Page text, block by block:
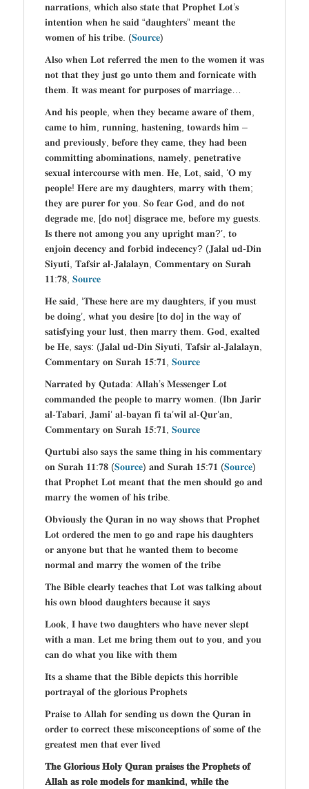
𝐧𝐚𝐫𝐫𝐚𝐭𝐢𝐨𝐧𝐬, 𝐰𝐡𝐢𝐜𝐡 𝐚𝐥𝐬𝐨 𝐬𝐭𝐚𝐭𝐞 𝐭𝐡𝐚𝐭 𝐏𝐫𝐨𝐩𝐡𝐞𝐭 𝐋𝐨𝐭’𝐬
𝐢𝐧𝐭𝐞𝐧𝐭𝐢𝐨𝐧 𝐰𝐡𝐞𝐧 𝐡𝐞 𝐬𝐚𝐢𝐝 “𝐝𝐚𝐮𝐠𝐡𝐭𝐞𝐫𝐬” 𝐦𝐞𝐚𝐧𝐭 𝐭𝐡𝐞
𝐰𝐨𝐦𝐞𝐧 𝐨𝐟 𝐡𝐢𝐬 𝐭𝐫𝐢𝐛𝐞. (𝐒𝐨𝐮𝐫𝐜𝐞)
𝐀𝐥𝐬𝐨 𝐰𝐡𝐞𝐧 𝐋𝐨𝐭 𝐫𝐞𝐟𝐞𝐫𝐫𝐞𝐝 𝐭𝐡𝐞 𝐦𝐞𝐧 𝐭𝐨 𝐭𝐡𝐞 𝐰𝐨𝐦𝐞𝐧 𝐢𝐭 𝐰𝐚𝐬
𝐧𝐨𝐭 𝐭𝐡𝐚𝐭 𝐭𝐡𝐞𝐲 𝐣𝐮𝐬𝐭 𝐠𝐨 𝐮𝐧𝐭𝐨 𝐭𝐡𝐞𝐦 𝐚𝐧𝐝 𝐟𝐨𝐫𝐧𝐢𝐜𝐚𝐭𝐞 𝐰𝐢𝐭𝐡
𝐭𝐡𝐞𝐦. 𝐈𝐭 𝐰𝐚𝐬 𝐦𝐞𝐚𝐧𝐭 𝐟𝐨𝐫 𝐩𝐮𝐫𝐩𝐨𝐬𝐞𝐬 𝐨𝐟 𝐦𝐚𝐫𝐫𝐢𝐚𝐠𝐞…
𝐀𝐧𝐝 𝐡𝐢𝐬 𝐩𝐞𝐨𝐩𝐥𝐞, 𝐰𝐡𝐞𝐧 𝐭𝐡𝐞𝐲 𝐛𝐞𝐜𝐚𝐦𝐞 𝐚𝐰𝐚𝐫𝐞 𝐨𝐟 𝐭𝐡𝐞𝐦,
𝐜𝐚𝐦𝐞 𝐭𝐨 𝐡𝐢𝐦, 𝐫𝐮𝐧𝐧𝐢𝐧𝐠, 𝐡𝐚𝐬𝐭𝐞𝐧𝐢𝐧𝐠, 𝐭𝐨𝐰𝐚𝐫𝐝𝐬 𝐡𝐢𝐦 –
𝐚𝐧𝐝 𝐩𝐫𝐞𝐯𝐢𝐨𝐮𝐬𝐥𝐲, 𝐛𝐞𝐟𝐨𝐫𝐞 𝐭𝐡𝐞𝐲 𝐜𝐚𝐦𝐞, 𝐭𝐡𝐞𝐲 𝐡𝐚𝐝 𝐛𝐞𝐞𝐧
𝐜𝐨𝐦𝐦𝐢𝐭𝐭𝐢𝐧𝐠 𝐚𝐛𝐨𝐦𝐢𝐧𝐚𝐭𝐢𝐨𝐧𝐬, 𝐧𝐚𝐦𝐞𝐥𝐲, 𝐩𝐞𝐧𝐞𝐭𝐫𝐚𝐭𝐢𝐯𝐞
𝐬𝐞𝐱𝐮𝐚𝐥 𝐢𝐧𝐭𝐞𝐫𝐜𝐨𝐮𝐫𝐬𝐞 𝐰𝐢𝐭𝐡 𝐦𝐞𝐧. 𝐇𝐞, 𝐋𝐨𝐭, 𝐬𝐚𝐢𝐝, ‘𝐎 𝐦𝐲
𝐩𝐞𝐨𝐩𝐥𝐞! 𝐇𝐞𝐫𝐞 𝐚𝐫𝐞 𝐦𝐲 𝐝𝐚𝐮𝐠𝐡𝐭𝐞𝐫𝐬, 𝐦𝐚𝐫𝐫𝐲 𝐰𝐢𝐭𝐡 𝐭𝐡𝐞𝐦;
𝐭𝐡𝐞𝐲 𝐚𝐫𝐞 𝐩𝐮𝐫𝐞𝐫 𝐟𝐨𝐫 𝐲𝐨𝐮. 𝐒𝐨 𝐟𝐞𝐚𝐫 𝐆𝐨𝐝, 𝐚𝐧𝐝 𝐝𝐨 𝐧𝐨𝐭
𝐝𝐞𝐠𝐫𝐚𝐝𝐞 𝐦𝐞, [𝐝𝐨 𝐧𝐨𝐭] 𝐝𝐢𝐬𝐠𝐫𝐚𝐜𝐞 𝐦𝐞, 𝐛𝐞𝐟𝐨𝐫𝐞 𝐦𝐲 𝐠𝐮𝐞𝐬𝐭𝐬.
𝐈𝐬 𝐭𝐡𝐞𝐫𝐞 𝐧𝐨𝐭 𝐚𝐦𝐨𝐧𝐠 𝐲𝐨𝐮 𝐚𝐧𝐲 𝐮𝐩𝐫𝐢𝐠𝐡𝐭 𝐦𝐚𝐧?’, 𝐭𝐨
𝐞𝐧𝐣𝐨𝐢𝐧 𝐝𝐞𝐜𝐞𝐧𝐜𝐲 𝐚𝐧𝐝 𝐟𝐨𝐫𝐛𝐢𝐝 𝐢𝐧𝐝𝐞𝐜𝐞𝐧𝐜𝐲? (𝐉𝐚𝐥𝐚𝐥 𝐮𝐝-𝐃𝐢𝐧
𝐒𝐢𝐲𝐮𝐭𝐢, 𝐓𝐚𝐟𝐬𝐢𝐫 𝐚𝐥-𝐉𝐚𝐥𝐚𝐥𝐚𝐲𝐧, 𝐂𝐨𝐦𝐦𝐞𝐧𝐭𝐚𝐫𝐲 𝐨𝐧 𝐒𝐮𝐫𝐚𝐡
𝟏𝟏:𝟕𝟖, 𝐒𝐨𝐮𝐫𝐜𝐞
𝐇𝐞 𝐬𝐚𝐢𝐝, ‘𝐓𝐡𝐞𝐬𝐞 𝐡𝐞𝐫𝐞 𝐚𝐫𝐞 𝐦𝐲 𝐝𝐚𝐮𝐠𝐡𝐭𝐞𝐫𝐬, 𝐢𝐟 𝐲𝐨𝐮 𝐦𝐮𝐬𝐭
𝐛𝐞 𝐝𝐨𝐢𝐧𝐠’, 𝐰𝐡𝐚𝐭 𝐲𝐨𝐮 𝐝𝐞𝐬𝐢𝐫𝐞 [𝐭𝐨 𝐝𝐨] 𝐢𝐧 𝐭𝐡𝐞 𝐰𝐚𝐲 𝐨𝐟
𝐬𝐚𝐭𝐢𝐬𝐟𝐲𝐢𝐧𝐠 𝐲𝐨𝐮𝐫 𝐥𝐮𝐬𝐭, 𝐭𝐡𝐞𝐧 𝐦𝐚𝐫𝐫𝐲 𝐭𝐡𝐞𝐦. 𝐆𝐨𝐝, 𝐞𝐱𝐚𝐥𝐭𝐞𝐝
𝐛𝐞 𝐇𝐞, 𝐬𝐚𝐲𝐬: (𝐉𝐚𝐥𝐚𝐥 𝐮𝐝-𝐃𝐢𝐧 𝐒𝐢𝐲𝐮𝐭𝐢, 𝐓𝐚𝐟𝐬𝐢𝐫 𝐚𝐥-𝐉𝐚𝐥𝐚𝐥𝐚𝐲𝐧,
𝐂𝐨𝐦𝐦𝐞𝐧𝐭𝐚𝐫𝐲 𝐨𝐧 𝐒𝐮𝐫𝐚𝐡 𝟏𝟓:𝟕𝟏, 𝐒𝐨𝐮𝐫𝐜𝐞
𝐍𝐚𝐫𝐫𝐚𝐭𝐞𝐝 𝐛𝐲 𝐐𝐮𝐭𝐚𝐝𝐚: 𝐀𝐥𝐥𝐚𝐡’𝐬 𝐌𝐞𝐬𝐬𝐞𝐧𝐠𝐞𝐫 𝐋𝐨𝐭
𝐜𝐨𝐦𝐦𝐚𝐧𝐝𝐞𝐝 𝐭𝐡𝐞 𝐩𝐞𝐨𝐩𝐥𝐞 𝐭𝐨 𝐦𝐚𝐫𝐫𝐲 𝐰𝐨𝐦𝐞𝐧. (𝐈𝐛𝐧 𝐉𝐚𝐫𝐢𝐫
𝐚𝐥-𝐓𝐚𝐛𝐚𝐫𝐢, 𝐉𝐚𝐦𝐢’ 𝐚𝐥-𝐛𝐚𝐲𝐚𝐧 𝐟𝐢 𝐭𝐚’𝐰𝐢𝐥 𝐚𝐥-𝐐𝐮𝐫’𝐚𝐧,
𝐂𝐨𝐦𝐦𝐞𝐧𝐭𝐚𝐫𝐲 𝐨𝐧 𝐒𝐮𝐫𝐚𝐡 𝟏𝟓:𝟕𝟏, 𝐒𝐨𝐮𝐫𝐜𝐞
𝐐𝐮𝐫𝐭𝐮𝐛𝐢 𝐚𝐥𝐬𝐨 𝐬𝐚𝐲𝐬 𝐭𝐡𝐞 𝐬𝐚𝐦𝐞 𝐭𝐡𝐢𝐧𝐠 𝐢𝐧 𝐡𝐢𝐬 𝐜𝐨𝐦𝐦𝐞𝐧𝐭𝐚𝐫𝐲
𝐨𝐧 𝐒𝐮𝐫𝐚𝐡 𝟏𝟏:𝟕𝟖 (𝐒𝐨𝐮𝐫𝐜𝐞) 𝐚𝐧𝐝 𝐒𝐮𝐫𝐚𝐡 𝟏𝟓:𝟕𝟏 (𝐒𝐨𝐮𝐫𝐜𝐞)
𝐭𝐡𝐚𝐭 𝐏𝐫𝐨𝐩𝐡𝐞𝐭 𝐋𝐨𝐭 𝐦𝐞𝐚𝐧𝐭 𝐭𝐡𝐚𝐭 𝐭𝐡𝐞 𝐦𝐞𝐧 𝐬𝐡𝐨𝐮𝐥𝐝 𝐠𝐨 𝐚𝐧𝐝
𝐦𝐚𝐫𝐫𝐲 𝐭𝐡𝐞 𝐰𝐨𝐦𝐞𝐧 𝐨𝐟 𝐡𝐢𝐬 𝐭𝐫𝐢𝐛𝐞.
𝐎𝐛𝐯𝐢𝐨𝐮𝐬𝐥𝐲 𝐭𝐡𝐞 𝐐𝐮𝐫𝐚𝐧 𝐢𝐧 𝐧𝐨 𝐰𝐚𝐲 𝐬𝐡𝐨𝐰𝐬 𝐭𝐡𝐚𝐭 𝐏𝐫𝐨𝐩𝐡𝐞𝐭
𝐋𝐨𝐭 𝐨𝐫𝐝𝐞𝐫𝐞𝐝 𝐭𝐡𝐞 𝐦𝐞𝐧 𝐭𝐨 𝐠𝐨 𝐚𝐧𝐝 𝐫𝐚𝐩𝐞 𝐡𝐢𝐬 𝐝𝐚𝐮𝐠𝐡𝐭𝐞𝐫𝐬
𝐨𝐫 𝐚𝐧𝐲𝐨𝐧𝐞 𝐛𝐮𝐭 𝐭𝐡𝐚𝐭 𝐡𝐞 𝐰𝐚𝐧𝐭𝐞𝐝 𝐭𝐡𝐞𝐦 𝐭𝐨 𝐛𝐞𝐜𝐨𝐦𝐞
𝐧𝐨𝐫𝐦𝐚𝐥 𝐚𝐧𝐝 𝐦𝐚𝐫𝐫𝐲 𝐭𝐡𝐞 𝐰𝐨𝐦𝐞𝐧 𝐨𝐟 𝐭𝐡𝐞 𝐭𝐫𝐢𝐛𝐞
𝐓𝐡𝐞 𝐁𝐢𝐛𝐥𝐞 𝐜𝐥𝐞𝐚𝐫𝐥𝐲 𝐭𝐞𝐚𝐜𝐡𝐞𝐬 𝐭𝐡𝐚𝐭 𝐋𝐨𝐭 𝐰𝐚𝐬 𝐭𝐚𝐥𝐤𝐢𝐧𝐠 𝐚𝐛𝐨𝐮𝐭
𝐡𝐢𝐬 𝐨𝐰𝐧 𝐛𝐥𝐨𝐨𝐝 𝐝𝐚𝐮𝐠𝐡𝐭𝐞𝐫𝐬 𝐛𝐞𝐜𝐚𝐮𝐬𝐞 𝐢𝐭 𝐬𝐚𝐲𝐬
𝐋𝐨𝐨𝐤, 𝐈 𝐡𝐚𝐯𝐞 𝐭𝐰𝐨 𝐝𝐚𝐮𝐠𝐡𝐭𝐞𝐫𝐬 𝐰𝐡𝐨 𝐡𝐚𝐯𝐞 𝐧𝐞𝐯𝐞𝐫 𝐬𝐥𝐞𝐩𝐭
𝐰𝐢𝐭𝐡 𝐚 𝐦𝐚𝐧. 𝐋𝐞𝐭 𝐦𝐞 𝐛𝐫𝐢𝐧𝐠 𝐭𝐡𝐞𝐦 𝐨𝐮𝐭 𝐭𝐨 𝐲𝐨𝐮, 𝐚𝐧𝐝 𝐲𝐨𝐮
𝐜𝐚𝐧 𝐝𝐨 𝐰𝐡𝐚𝐭 𝐲𝐨𝐮 𝐥𝐢𝐤𝐞 𝐰𝐢𝐭𝐡 𝐭𝐡𝐞𝐦
𝐈𝐭𝐬 𝐚 𝐬𝐡𝐚𝐦𝐞 𝐭𝐡𝐚𝐭 𝐭𝐡𝐞 𝐁𝐢𝐛𝐥𝐞 𝐝𝐞𝐩𝐢𝐜𝐭𝐬 𝐭𝐡𝐢𝐬 𝐡𝐨𝐫𝐫𝐢𝐛𝐥𝐞
𝐩𝐨𝐫𝐭𝐫𝐚𝐲𝐚𝐥 𝐨𝐟 𝐭𝐡𝐞 𝐠𝐥𝐨𝐫𝐢𝐨𝐮𝐬 𝐏𝐫𝐨𝐩𝐡𝐞𝐭𝐬
𝐏𝐫𝐚𝐢𝐬𝐞 𝐭𝐨 𝐀𝐥𝐥𝐚𝐡 𝐟𝐨𝐫 𝐬𝐞𝐧𝐝𝐢𝐧𝐠 𝐮𝐬 𝐝𝐨𝐰𝐧 𝐭𝐡𝐞 𝐐𝐮𝐫𝐚𝐧 𝐢𝐧
𝐨𝐫𝐝𝐞𝐫 𝐭𝐨 𝐜𝐨𝐫𝐫𝐞𝐜𝐭 𝐭𝐡𝐞𝐬𝐞 𝐦𝐢𝐬𝐜𝐨𝐧𝐜𝐞𝐩𝐭𝐢𝐨𝐧𝐬 𝐨𝐟 𝐬𝐨𝐦𝐞 𝐨𝐟 𝐭𝐡𝐞
𝐠𝐫𝐞𝐚𝐭𝐞𝐬𝐭 𝐦𝐞𝐧 𝐭𝐡𝐚𝐭 𝐞𝐯𝐞𝐫 𝐥𝐢𝐯𝐞𝐝
𝐓𝐡𝐞 𝐆𝐥𝐨𝐫𝐢𝐨𝐮𝐬 𝐇𝐨𝐥𝐲 𝐐𝐮𝐫𝐚𝐧 𝐩𝐫𝐚𝐢𝐬𝐞𝐬 𝐭𝐡𝐞 𝐏𝐫𝐨𝐩𝐡𝐞𝐭𝐬 𝐨𝐟
𝐀𝐥𝐥𝐚𝐡 𝐚𝐬 𝐫𝐨𝐥𝐞 𝐦𝐨𝐝𝐞𝐥𝐬 𝐟𝐨𝐫 𝐦𝐚𝐧𝐤𝐢𝐧𝐝, 𝐰𝐡𝐢𝐥𝐞 𝐭𝐡𝐞